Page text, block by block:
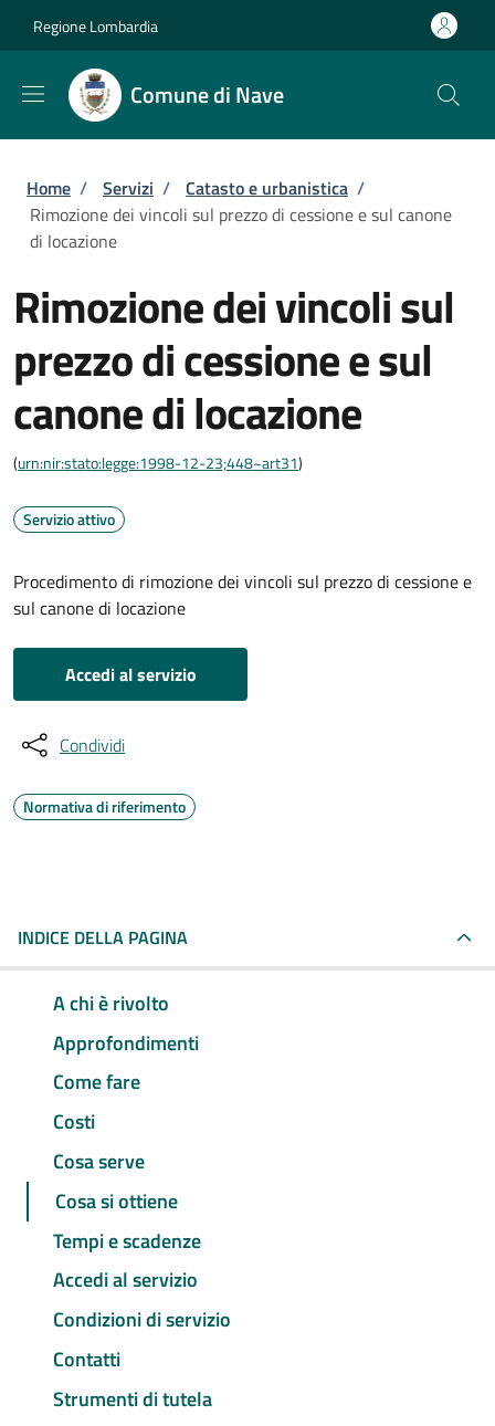
Regione Lombardia
Comune di Nave
Briciole di pane
Home / Servizi / Catasto e urbanistica /
Rimozione dei vincoli sul prezzo di cessione e sul canone
di locazione
Rimozione dei vincoli sul
prezzo di cessione e sul
canone di locazione
(urn:nir:stato:legge:1998-12-23;448~art31)
Servizio attivo
Procedimento di rimozione dei vincoli sul prezzo di cessione e
sul canone di locazione
Accedi al servizio
Condividi
Normativa di riferimento
INDICE DELLA PAGINA
A chi è rivolto
Approfondimenti
Come fare
Costi
Cosa serve
Cosa si ottiene
Tempi e scadenze
Accedi al servizio
Condizioni di servizio
Contatti
Strumenti di tutela